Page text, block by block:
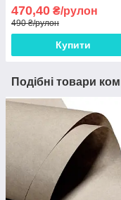
470,40 ₴/рулон
490 ₴/рулон
Купити
Подібні товари